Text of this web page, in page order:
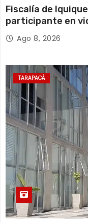
Fiscalía de
participante en
Ago 8, 2026
TARAPACÁ